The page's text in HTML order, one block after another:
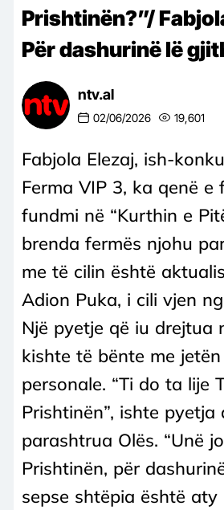
Prishtinën?”/
Për dashurinë lë
ntv.al
02/06/2026 19,601
Fabjola Elezaj, ish-
Ferma VIP 3, ka qenë e
fundmi në “Kurthin e
brenda fermës njohu
me të cilin është
Adion Puka, i cili vjen
Një pyetje që iu drejtua
kishte të bënte me
personale. “Ti do ta lije
Prishtinën”, ishte pyetja
parashtrua Olës. “Unë
Prishtinën, për
sepse shtëpia është aty